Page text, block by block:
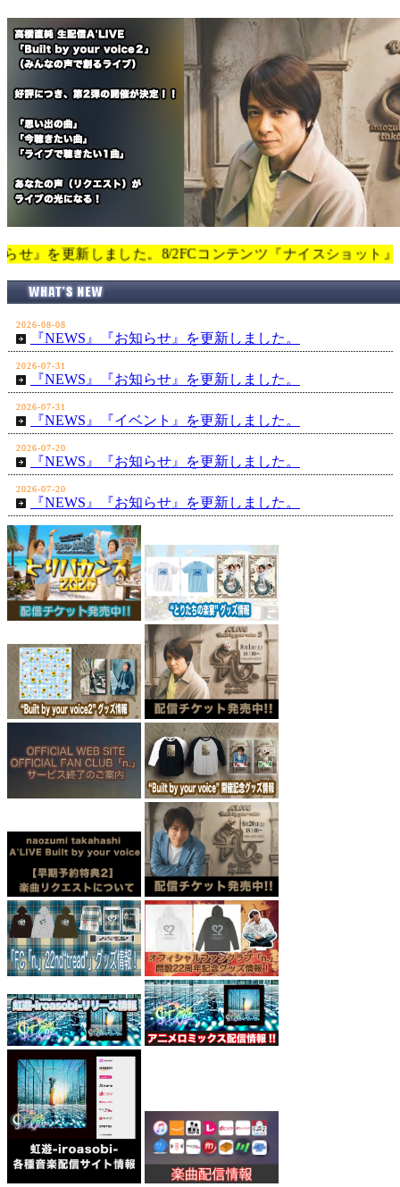
しました。8/2FCコンテンツ『ナイスショット』を更新
2026-08-08
『NEWS』『お知らせ』を更新しました。
2026-07-31
『NEWS』『お知らせ』を更新しました。
2026-07-31
『NEWS』『イベント』を更新しました。
2026-07-20
『NEWS』『お知らせ』を更新しました。
2026-07-20
『NEWS』『お知らせ』を更新しました。